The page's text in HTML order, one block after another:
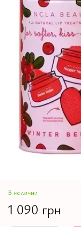
В наличии
1 090 грн